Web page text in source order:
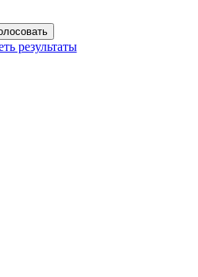
результаты